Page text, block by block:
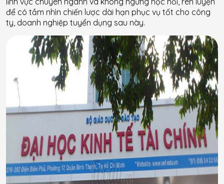
để có tầm nhìn chiến lược dài hạn phục vụ tốt cho công
ty, doanh nghiệp tuyển dụng sau này.